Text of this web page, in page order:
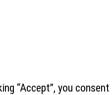
“Accept”, you consent